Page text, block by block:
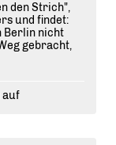
den Strich",
und findet:
Berlin nicht
gebracht,
auf